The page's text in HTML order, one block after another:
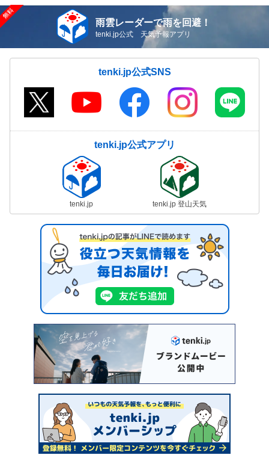
雨雲レーダーで雨を回避！
tenki.jp公式 天気予報アプリ
tenki.jp公式SNS
tenki.jp公式アプリ
tenki.jp tenki.jp 登山天気